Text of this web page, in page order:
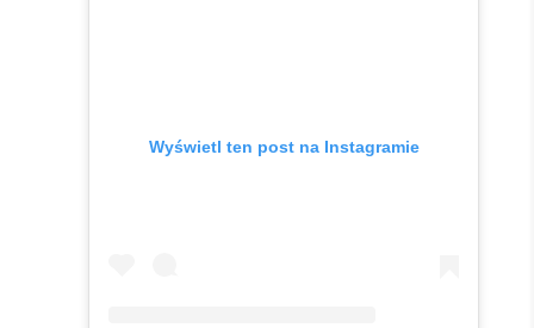
Wyświetl ten post na Instagramie